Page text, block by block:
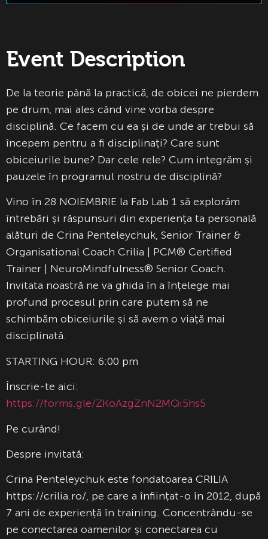
Event Description
De la teorie până la practică, de obicei ne pierdem
pe drum, mai ales când vine vorba despre
disciplină. Ce facem cu ea și de unde ar trebui să
începem pentru a fi disciplinați? Care sunt
obiceiurile bune? Dar cele rele? Cum integrăm și
pauzele în programul nostru de disciplină?
Vino în 28 NOIEMBRIE la Fab Lab 1 să explorăm
întrebări și răspunsuri din experiența ta personală
alături de Crina Penteleychuk, Senior Trainer &
Organisational Coach Crilia | PCM® Certified
Trainer | NeuroMindfulness® Senior Coach.
Invitata noastră ne va ghida în a înțelege mai
profund procesul prin care putem să ne
schimbăm obiceiurile și să avem o viață mai
disciplinată.
STARTING HOUR: 6:00 pm
Înscrie-te aici:
https://forms.gle/ZKoAzgZnN2MQi5hs5
Pe curând!
Despre invitată:
Crina Penteleychuk este fondatoarea CRILIA
https://crilia.ro/, pe care a înființat-o în 2012, după
7 ani de experiență în training. Concentrându-se
pe conectarea oamenilor și conectarea cu